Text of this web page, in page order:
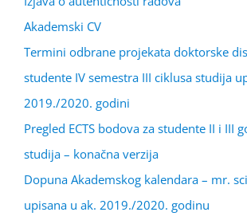
Akademski CV
Termini odbrane projekata doktorske
studente IV semestra III ciklusa studija
2019./2020. godini
Pregled ECTS bodova za studente II i III
studija – konačna verzija
Dopuna Akademskog kalendara – mr.
upisana u ak. 2019./2020. godinu